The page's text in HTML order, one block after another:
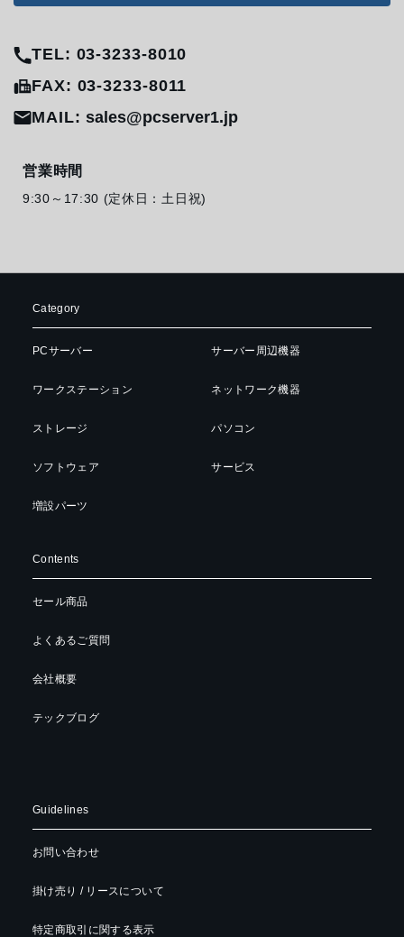
TEL: 03-3233-8010
FAX: 03-3233-8011
MAIL:sales@pcserver1.jp
営業時間
9:30～17:30 (定休日：土日祝)
Category
PCサーバー
ワークステーション
ストレージ
ソフトウェア
増設パーツ
サーバー周辺機器
ネットワーク機器
パソコン
サービス
Contents
セール商品
よくあるご質問
会社概要
テックブログ
Guidelines
お問い合わせ
掛け売り / リースについて
特定商取引に関する表示